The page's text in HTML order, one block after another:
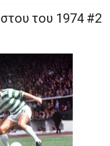
του 1974 #2